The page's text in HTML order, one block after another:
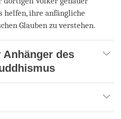
helfen, ihre anfängliche
Glauben zu verstehen.
Anhänger des